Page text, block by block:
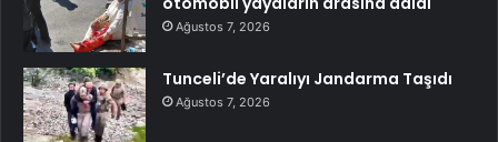
Ağustos 7, 2026
Tunceli’de Yaralıyı Jandarma Taşıdı
Ağustos 7, 2026